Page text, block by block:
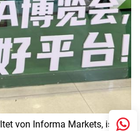
von Informa Markets, ist